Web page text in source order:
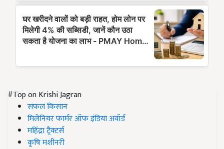
#Top on Krishi Jagran
सफल किसान
मिलेनियर फार्मर ऑफ इंडिया अवॉर्ड
महिंद्रा ट्रैक्टर्स
कृषि मशीनरी